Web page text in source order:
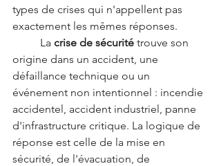
types de crises qui n'appellent pas
exactement les mêmes réponses.
	La
crise de sécurité trouve son
origine dans un accident, une
défaillance technique ou un
événement non intentionnel : incendie
accidentel, accident industriel, panne
d'infrastructure critique. La logique de
réponse est celle de la mise en
sécurité, de l'évacuation, de